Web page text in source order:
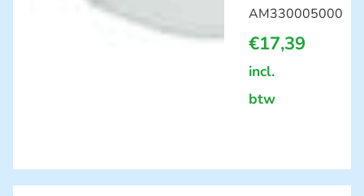
AM330005000
€17,39
incl.
btw